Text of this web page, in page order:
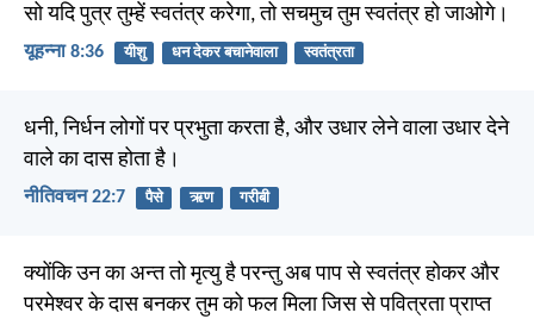
सो यदि पुत्र तुम्हें स्वतंत्र करेगा, तो सचमुच तुम स्वतंत्र हो जाओगे।
यूहन्ना 8:36 यीशु धन देकर बचानेवाला स्वतंत्रता
धनी, निर्धन लोगों पर प्रभुता करता है, और उधार लेने वाला उधार देने
वाले का दास होता है।
नीतिवचन 22:7 पैसे ऋण गरीबी
क्योंकि उन का अन्त तो मृत्यु है परन्तु अब पाप से स्वतंत्र होकर और
परमेश्वर के दास बनकर तुम को फल मिला जिस से पवित्रता प्राप्त